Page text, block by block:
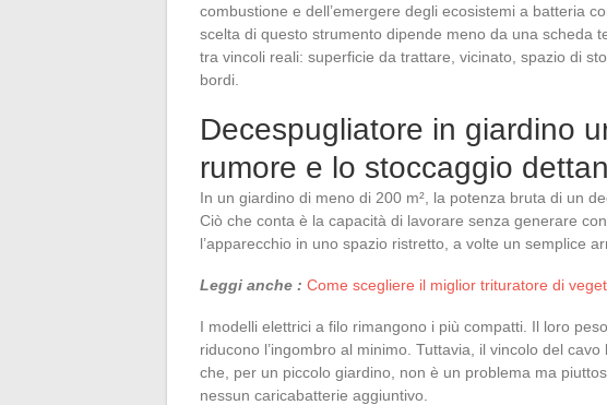
combustione e dell’emergere degli ecosistemi a batteria
scelta di questo strumento dipende meno da una scheda
tra vincoli reali: superficie da trattare, vicinato, spazio di
bordi.
Decespugliatore in giardino
rumore e lo stoccaggio
In un giardino di meno di 200 m², la potenza bruta di un
Ciò che conta è la capacità di lavorare senza generare
l’apparecchio in uno spazio ristretto, a volte un semplice
Leggi anche : Come scegliere il miglior trituratore di
I modelli elettrici a filo rimangono i più compatti. Il loro
riducono l’ingombro al minimo. Tuttavia, il vincolo del
che, per un piccolo giardino, non è un problema ma
nessun caricabatterie aggiuntivo.